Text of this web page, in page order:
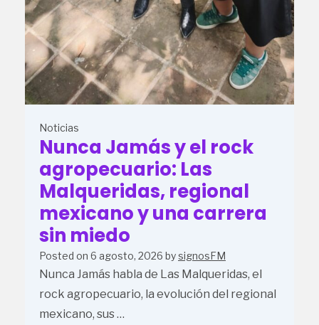
Noticias
Nunca Jamás y el rock
agropecuario: Las
Malqueridas, regional
mexicano y una carrera
sin miedo
Posted on 6 agosto, 2026 bysignosFM
Nunca Jamás habla de Las Malqueridas, el
rock agropecuario, la evolución del regional
mexicano, sus …